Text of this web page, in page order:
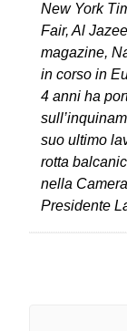
New York
Fair, Al
magazine,
in corso in
4 anni ha
suo ultimo
rotta
nella
Presidente